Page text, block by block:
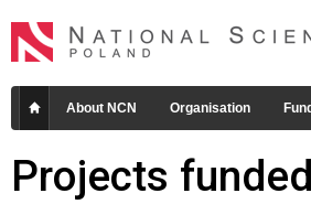
About NCN Organisation
Projects